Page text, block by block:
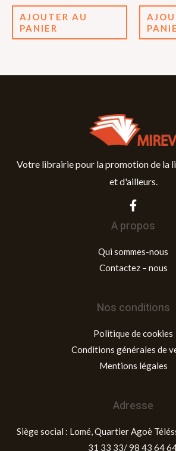
sur
AJOUTER AU
PANIER
sur
Votre librairie pour la promotion de la
et d'ailleurs.
A propos
Qui sommes-nous
Contactez – nous
Nos conditions
Politique de cookies
Conditions générales de
Mentions légales
Adresse
Siège social : Lomé, Quartier Agoè
31 33 33/ 98 43 64